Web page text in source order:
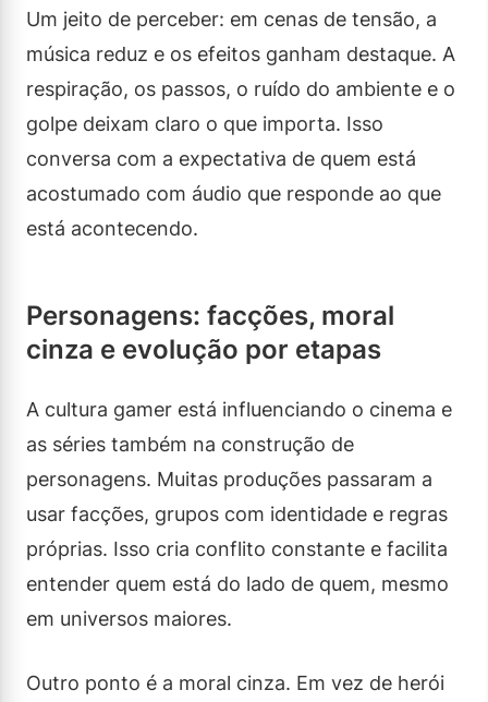
Um jeito de perceber: em cenas de tensão, a
música reduz e os efeitos ganham destaque. A
respiração, os passos, o ruído do ambiente e o
golpe deixam claro o que importa. Isso
conversa com a expectativa de quem está
acostumado com áudio que responde ao que
está acontecendo.
Personagens: facções, moral
cinza e evolução por etapas
A cultura gamer está influenciando o cinema e
as séries também na construção de
personagens. Muitas produções passaram a
usar facções, grupos com identidade e regras
próprias. Isso cria conflito constante e facilita
entender quem está do lado de quem, mesmo
em universos maiores.
Outro ponto é a moral cinza. Em vez de herói